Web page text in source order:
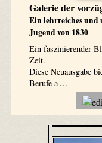
Galerie der
Ein lehrreiches
Jugend von 1830
Ein faszinierender
Zeit.
Diese Neuausgabe
Berufe a …